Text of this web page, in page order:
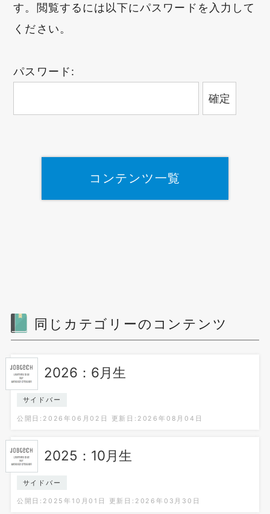
す。閲覧するには以下にパスワードを入力して
ください。
パスワード:
コンテンツ一覧
同じカテゴリーのコンテンツ
2026：6月生
サイドバー
公開日:2026年06月02日 更新日:2026年08月04日
2025：10月生
サイドバー
公開日:2025年10月01日 更新日:2026年03月30日